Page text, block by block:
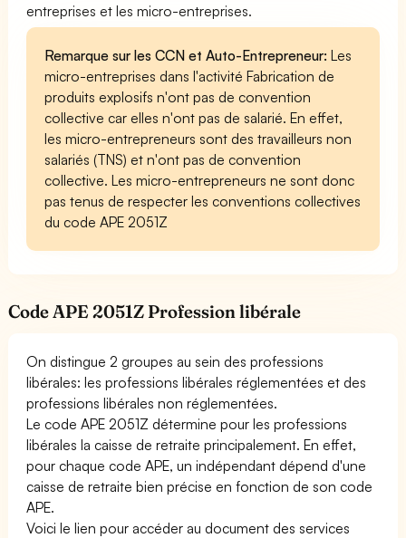
entreprises et les micro-entreprises.
Remarque sur les CCN et Auto-Entrepreneur: Les
micro-entreprises dans l'activité Fabrication de
produits explosifs n'ont pas de convention
collective car elles n'ont pas de salarié. En effet,
les micro-entrepreneurs sont des travailleurs non
salariés (TNS) et n'ont pas de convention
collective. Les micro-entrepreneurs ne sont donc
pas tenus de respecter les conventions collectives
du code APE 2051Z
Code APE 2051Z Profession libérale
On distingue 2 groupes au sein des professions
libérales: les professions libérales réglementées et des
professions libérales non réglementées.
Le code APE 2051Z détermine pour les professions
libérales la caisse de retraite principalement. En effet,
pour chaque code APE, un indépendant dépend d'une
caisse de retraite bien précise en fonction de son code
APE.
Voici le lien pour accéder au document des services